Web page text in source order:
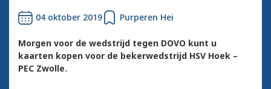
04 oktober 2019 Purperen Hei
Morgen voor de wedstrijd tegen DOVO kunt u
kaarten kopen voor de bekerwedstrijd HSV Hoek –
PEC Zwolle.